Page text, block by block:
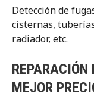
Detección de
cisternas,
radiador, etc.
REPARACIÓN
MEJOR